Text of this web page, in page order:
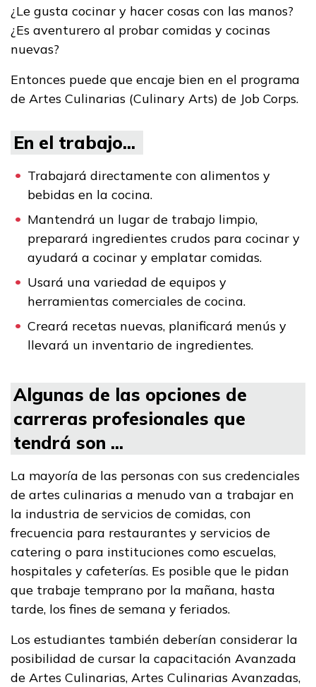
Administración de oficina
Artes culinarias
Carpintería, Pre pasantía
Enfermero auxiliar
Ver más ...
Aprender más
Estudiantes
Padres/Influenciadores
Empleadores
FAQs
English
CONECTARSE
COMIENZA YA
¿Le gusta cocinar y hacer cosas con las manos?
¿Es aventurero al probar comidas y cocinas
nuevas?
Entonces puede que encaje bien en el programa
de Artes Culinarias (Culinary Arts) de Job Corps.
En el trabajo...
Trabajará directamente con alimentos y
bebidas en la cocina.
Mantendrá un lugar de trabajo limpio,
preparará ingredientes crudos para cocinar y
ayudará a cocinar y emplatar comidas.
Usará una variedad de equipos y
herramientas comerciales de cocina.
Creará recetas nuevas, planificará menús y
llevará un inventario de ingredientes.
Algunas de las opciones de
carreras profesionales que
tendrá son ...
La mayoría de las personas con sus credenciales
de artes culinarias a menudo van a trabajar en
la industria de servicios de comidas, con
frecuencia para restaurantes y servicios de
catering o para instituciones como escuelas,
hospitales y cafeterías. Es posible que le pidan
que trabaje temprano por la mañana, hasta
tarde, los fines de semana y feriados.
Los estudiantes también deberían considerar la
posibilidad de cursar la capacitación Avanzada
de Artes Culinarias, Artes Culinarias Avanzadas,